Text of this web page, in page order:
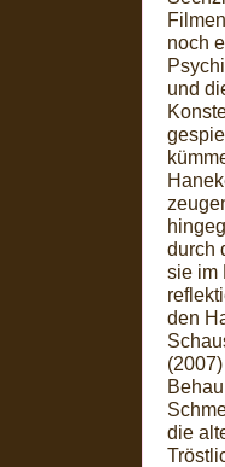
noch
und
durch
sie im
den
die